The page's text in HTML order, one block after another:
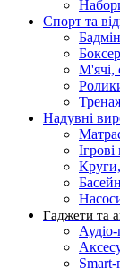
Спорт та
М'ячі,
Надувні
Гаджети та